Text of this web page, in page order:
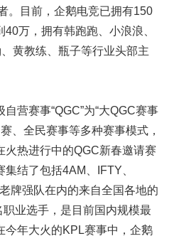
。目前，企鹅电竞已拥有150
万，拥有韩跑跑、小浪浪、
黄教练、瓶子等行业头部主
营赛事“QGC”为“大QGC赛事
、全民赛事等多种赛事模式，
热进行中的QGC新春邀请赛
结了包括4AM、IFTY、
牌强队在内的来自全国各地的
业选手，是目前国内规模最
今年大火的KPL赛事中，企鹅